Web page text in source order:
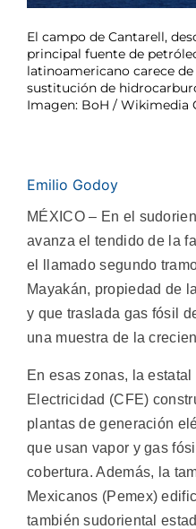
El campo de Cantarell,
principal fuente de
latinoamericano carece
sustitución de
Imagen: BoH / Wikimedia
Emilio Godoy
MÉXICO – En el
avanza el tendido de la
el llamado segundo
Mayakán, propiedad de
y que traslada gas fósil
una muestra de la
En esas zonas, la
Electricidad (CFE)
plantas de generación
que usan vapor y gas
cobertura. Además, la
Mexicanos (Pemex)
también sudoriental